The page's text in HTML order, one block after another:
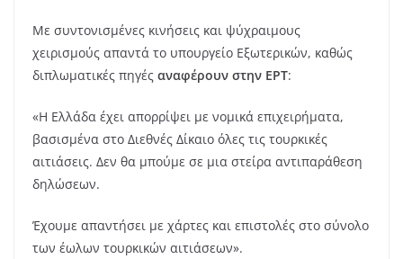
Με συντονισμένες κινήσεις και ψύχραιμους
χειρισμούς απαντά το υπουργείο Εξωτερικών, καθώς
διπλωματικές πηγές αναφέρουν στην ΕΡΤ:
«Η Ελλάδα έχει απορρίψει με νομικά επιχειρήματα,
βασισμένα στο Διεθνές Δίκαιο όλες τις τουρκικές
αιτιάσεις. Δεν θα μπούμε σε μια στείρα αντιπαράθεση
δηλώσεων.
Έχουμε απαντήσει με χάρτες και επιστολές στο σύνολο
των έωλων τουρκικών αιτιάσεων».